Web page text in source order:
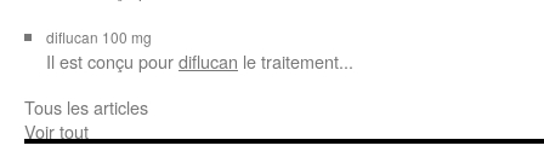
diflucan 100 mg
Il est conçu pourdiflucan le traitement...
Tous les articles
Voir tout